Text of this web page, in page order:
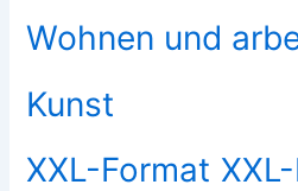
Wohnen und
Kunst
XXL-Format